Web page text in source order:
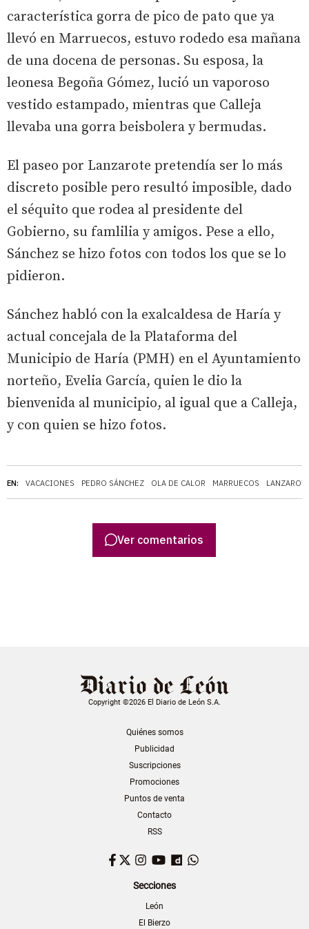
EN: VACACIONES PEDRO SÁNCHEZ OLA DE CALOR MARRUECOS
característica gorra de pico de pato que ya
llevó en Marruecos, estuvo rodedo esa mañana
de una docena de personas. Su esposa, la
leonesa Begoña Gómez, lució un vaporoso
vestido estampado, mientras que Calleja
llevaba una gorra beisbolera y bermudas.
El paseo por Lanzarote pretendía ser lo más
discreto posible pero resultó imposible, dado
el séquito que rodea al presidente del
Gobierno, su famlilia y amigos. Pese a ello,
Sánchez se hizo fotos con todos los que se lo
pidieron.
Sánchez habló con la exalcaldesa de Haría y
actual concejala de la Plataforma del
Municipio de Haría (PMH) en el Ayuntamiento
norteño, Evelia García, quien le dio la
bienvenida al municipio, al igual que a Calleja,
y con quien se hizo fotos.
Ver comentarios
Copyright ©2026 El Diario de León S.A.
Quiénes somos
Publicidad
Suscripciones
Promociones
Puntos de venta
Contacto
RSS
Facebook
TwitterInstagram
YouTubeDailymotion
Secciones
León
El Bierzo